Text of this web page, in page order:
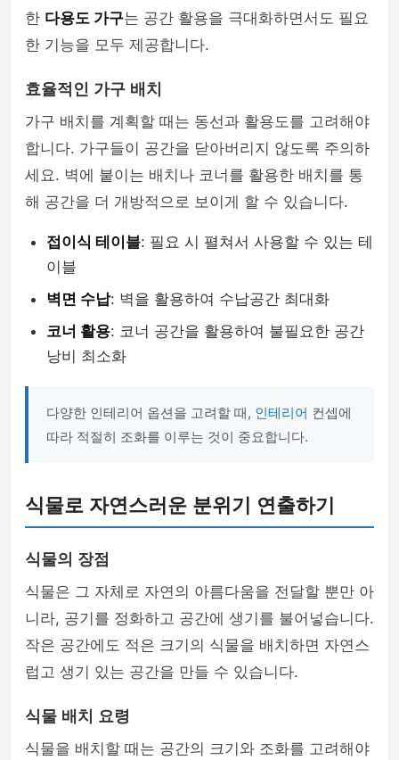
한 다용도 가구는 공간 활용을 극대화하면서도 필요
한 기능을 모두 제공합니다.
효율적인 가구 배치
가구 배치를 계획할 때는 동선과 활용도를 고려해야
합니다. 가구들이 공간을 닫아버리지 않도록 주의하
세요. 벽에 붙이는 배치나 코너를 활용한 배치를 통
해 공간을 더 개방적으로 보이게 할 수 있습니다.
접이식 테이블: 필요 시 펼쳐서 사용할 수 있는 테
이블
벽면 수납: 벽을 활용하여 수납공간 최대화
코너 활용: 코너 공간을 활용하여 불필요한 공간
낭비 최소화
다양한 인테리어 옵션을 고려할 때, 인테리어 컨셉에
따라 적절히 조화를 이루는 것이 중요합니다.
식물로 자연스러운 분위기 연출하기
식물의 장점
식물은 그 자체로 자연의 아름다움을 전달할 뿐만 아
니라, 공기를 정화하고 공간에 생기를 불어넣습니다.
작은 공간에도 적은 크기의 식물을 배치하면 자연스
럽고 생기 있는 공간을 만들 수 있습니다.
식물 배치 요령
식물을 배치할 때는 공간의 크기와 조화를 고려해야